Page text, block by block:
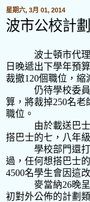
星期六, 3月 01, 2014
波市公校計
波士頓市代
日晚遞出下學年預
裁撤120個職位，縮
仍待學校委
算，將裁掉250名老
職位。
由於載送巴
搭巴士的七，八年
學校部門還
過，任何想搭巴士
4500名學生會因這
麥當納26晚
初對外公佈的計劃